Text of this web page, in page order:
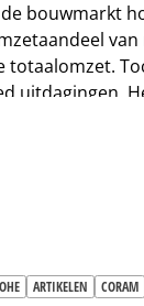
bouwmarkt
totaalomzet.
uitdagingen.
ARTIKELEN CORAM